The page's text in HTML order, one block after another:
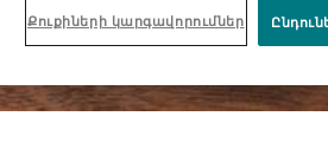
Քուքիների կարգավորումներ